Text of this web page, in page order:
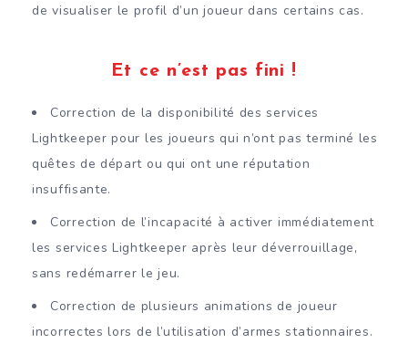
de visualiser le profil d’un joueur dans certains cas.
Et ce n’est pas fini !
Correction de la disponibilité des services
Lightkeeper pour les joueurs qui n’ont pas terminé les
quêtes de départ ou qui ont une réputation
insuffisante.
Correction de l’incapacité à activer immédiatement
les services Lightkeeper après leur déverrouillage,
sans redémarrer le jeu.
Correction de plusieurs animations de joueur
incorrectes lors de l’utilisation d’armes stationnaires.